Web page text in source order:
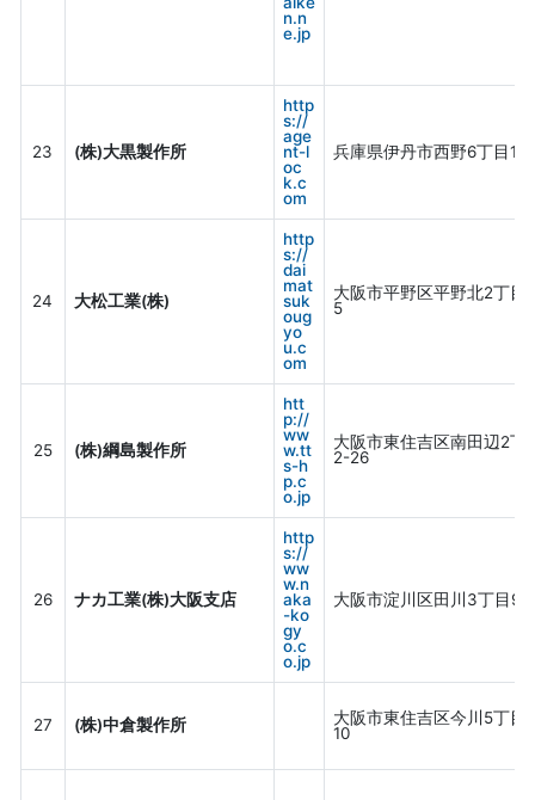
n.n
e.jp
23 (株)大黒製作所
http
s://
age
nt-l
oc
k.c
om
兵庫県伊丹市西野6丁目178
24 大松工業(株)
http
s://
dai
mat
suk
oug
yo
u.c
om
大阪市平野区平野北2丁目
5
25 (株)綱島製作所
htt
p://
ww
w.tt
s-h
p.c
o.jp
大阪市東住吉区南田辺2丁
2-26
26 ナカ工業(株)大阪支店
http
s://
ww
w.n
aka
-ko
gy
o.c
o.jp
大阪市淀川区田川3丁目9-
27 (株)中倉製作所
大阪市東住吉区今川5丁目
10